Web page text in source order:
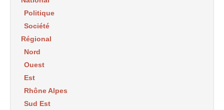
Politique
Société
Régional
Nord
Ouest
Est
Rhône Alpes
Sud Est